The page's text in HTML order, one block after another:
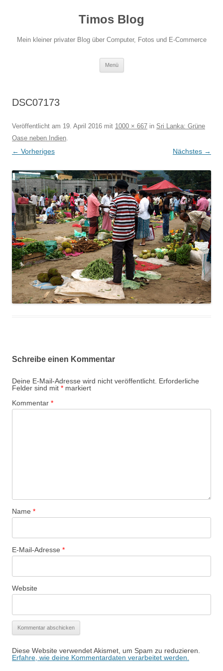
Timos Blog
Mein kleiner privater Blog über Computer, Fotos und E-Commerce
Menü
DSC07173
Veröffentlicht am 19. April 2016 mit 1000 × 667 in Sri Lanka: Grüne
Oase neben Indien.
← Vorheriges Nächstes →
Schreibe einen Kommentar
Deine E-Mail-Adresse wird nicht veröffentlicht. Erforderliche
Felder sind mit * markiert
Kommentar *
Name *
E-Mail-Adresse *
Website
Diese Website verwendet Akismet, um Spam zu reduzieren.
Erfahre, wie deine Kommentardaten verarbeitet werden.